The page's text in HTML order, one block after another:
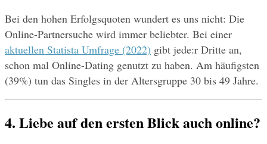
Bei den hohen Erfolgsquoten wundert es uns nicht: Die
aktuellen Statista Umfrage (2022) gibt jede:r Dritte an,
schon mal Online-Dating genutzt zu haben. Am häufigsten
(39%) tun das Singles in der Altersgruppe 30 bis 49 Jahre.
4. Liebe auf den ersten Blick auch online?